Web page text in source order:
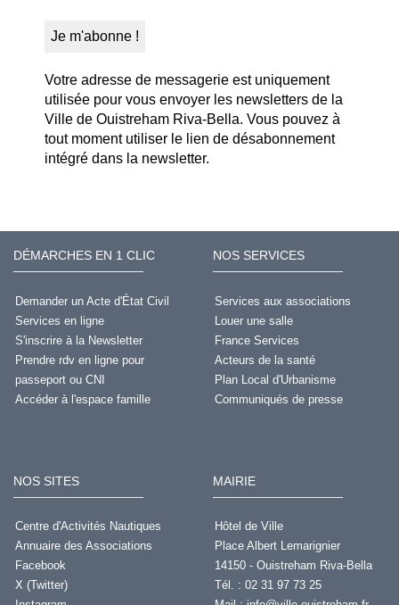
Votre adresse de messagerie est uniquement
utilisée pour vous envoyer les newsletters de la
Ville de Ouistreham Riva-Bella. Vous pouvez à
tout moment utiliser le lien de désabonnement
intégré dans la newsletter.
DÉMARCHES EN 1 CLIC
Demander un Acte d'État Civil
Services en ligne
S'inscrire à la Newsletter
Prendre rdv en ligne pour
passeport ou CNI
Accéder à l'espace famille
NOS SERVICES
Services aux associations
Louer une salle
France Services
Acteurs de la santé
Plan Local d'Urbanisme
Communiqués de presse
NOS SITES
Centre d'Activités Nautiques
Annuaire des Associations
Facebook
X (Twitter)
MAIRIE
Hôtel de Ville
Place Albert Lemarignier
14150 - Ouistreham Riva-Bella
Tél. : 02 31 97 73 25